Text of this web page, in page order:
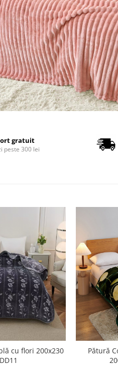
gratuit
peste 300 lei
cu flori 200x230
Pătură